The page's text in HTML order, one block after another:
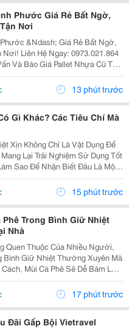
Phước Giá Rẻ Bất Ngờ,
Nơi
&Ndash; Giá Rẻ Bất Ngờ,
Và Báo Giá Pallet Nhựa Cũ Tại
Ví&Rdquo; Nha!...
13 phút trước
Gì Khác? Các Tiêu Chí Mà
Xịn Không Chỉ Là Vật Dụng Để
Lại Trải Nghiệm Sử Dụng Tốt
Sao Để Nhận Biết Đâu Là Một
Đáng Để Đầu Tư? Hãy Cùng
Cozycup Tìm Hiểu Trong Bài Viết Dưới Đây. 1. Thế...
15 phút trước
Trong Bình Giữ Nhiệt
Nhà
Quen Thuộc Của Nhiều Người,
Bình Giữ Nhiệt Thường Xuyên Mà
Mùi Cà Phê Sẽ Dễ Bám Lại
Này Không Chỉ Ảnh Hưởng Đến
Loại Đồ Uống Khác Mà Còn Tạo
17 phút trước
Đãi Gấp Bội Vietravel